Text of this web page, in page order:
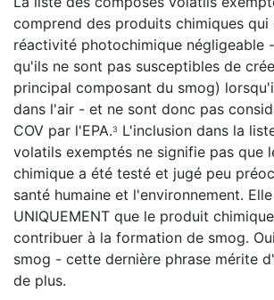
comprend des produits chimiques qui
réactivité photochimique négligeable
qu'ils ne sont pas susceptibles de
principal composant du smog)
dans l'air - et ne sont donc pas
COV par l'EPA.3
L'inclusion dans la
volatils exemptés ne signifie pas que
chimique a été testé et jugé peu
santé humaine et l'environnement.
UNIQUEMENT que le produit
contribuer à la formation de smog.
smog - cette dernière phrase mérite
de plus.